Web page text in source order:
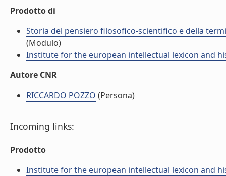
Prodotto di
Storia del pensiero filosofico-scientifico e della
(Modulo)
Institute for the european intellectual lexicon and
Autore CNR
RICCARDO POZZO (Persona)
Incoming links:
Prodotto
Institute for the european intellectual lexicon and